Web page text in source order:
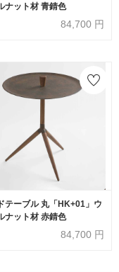
ナット材 青錆色
84,700 円
テーブル 丸「HK+01」ウ
ナット材 赤錆色
84,700 円